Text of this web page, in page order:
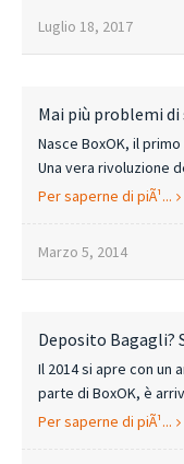
Luglio 18, 2017
Mai più problemi di
Nasce BoxOK, il
Una vera rivoluzione
Per saperne di piÃ¹...
Marzo 5, 2014
Deposito Bagagli?
Il 2014 si apre con un
parte di BoxOK, è
Per saperne di piÃ¹...